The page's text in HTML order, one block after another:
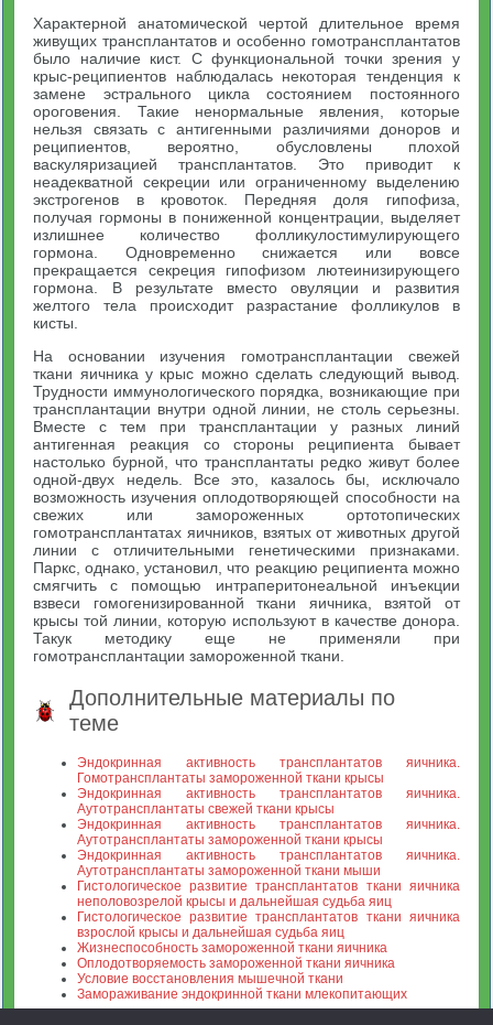
Характерной анатомической чертой длительное время
живущих трансплантатов и особенно гомотрансплантатов
было наличие кист. С функциональной точки зрения у
крыс-реципиентов наблюдалась некоторая тенденция к
замене эстрального цикла состоянием постоянного
ороговения. Такие ненормальные явления, которые
нельзя связать с антигенными различиями доноров и
реципиентов, вероятно, обусловлены плохой
васкуляризацией трансплантатов. Это приводит к
неадекватной секреции или ограниченному выделению
экстрогенов в кровоток. Передняя доля гипофиза,
получая гормоны в пониженной концентрации, выделяет
излишнее количество фолликулостимулирующего
гормона. Одновременно снижается или вовсе
прекращается секреция гипофизом лютеинизирующего
гормона. В результате вместо овуляции и развития
желтого тела происходит разрастание фолликулов в
кисты.
На основании изучения гомотрансплантации свежей
ткани яичника у крыс можно сделать следующий вывод.
Трудности иммунологического порядка, возникающие при
трансплантации внутри одной линии, не столь серьезны.
Вместе с тем при трансплантации у разных линий
антигенная реакция со стороны реципиента бывает
настолько бурной, что трансплантаты редко живут более
одной-двух недель. Все это, казалось бы, исключало
возможность изучения оплодотворяющей способности на
свежих или замороженных ортотопических
гомотрансплантатах яичников, взятых от животных другой
линии с отличительными генетическими признаками.
Паркс, однако, установил, что реакцию реципиента можно
смягчить с помощью интраперитонеальной инъекции
взвеси гомогенизированной ткани яичника, взятой от
крысы той линии, которую используют в качестве донора.
Такук методику еще не применяли при
гомотрансплантации замороженной ткани.
Дополнительные материалы по
теме
Эндокринная активность трансплантатов яичника.
Гомотрансплантаты замороженной ткани крысы
Эндокринная активность трансплантатов яичника.
Аутотрансплантаты свежей ткани крысы
Эндокринная активность трансплантатов яичника.
Аутотрансплантаты замороженной ткани крысы
Эндокринная активность трансплантатов яичника.
Аутотрансплантаты замороженной ткани мыши
Гистологическое развитие трансплантатов ткани яичника
неполовозрелой крысы и дальнейшая судьба яиц
Гистологическое развитие трансплантатов ткани яичника
взрослой крысы и дальнейшая судьба яиц
Жизнеспособность замороженной ткани яичника
Оплодотворяемость замороженной ткани яичника
Условие восстановления мышечной ткани
Замораживание эндокринной ткани млекопитающих